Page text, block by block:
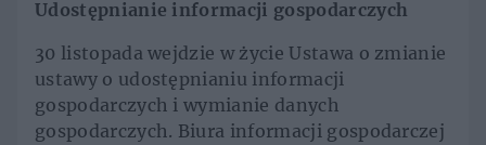
Udostępnianie informacji gospodarczych
30 listopada wejdzie w życie Ustawa o zmianie
ustawy o udostępnianiu informacji
gospodarczych i wymianie danych
gospodarczych. Biura informacji gospodarczej